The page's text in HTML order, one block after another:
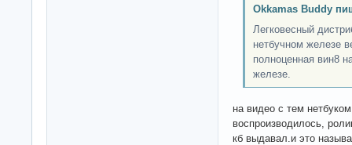
Okkamas Buddy
Легковесный
нетбучном железе
полноценная вин8
железе.
на видео с тем
воспроизводилось,
кб выдавал.и это